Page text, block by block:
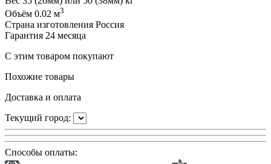
Объём 0.02 м3
Страна изготовления Россия
Гарантия 24 месяца
С этим товаром покупают
Похожие товары
Доставка и оплата
Текущий город:
Способы оплаты: